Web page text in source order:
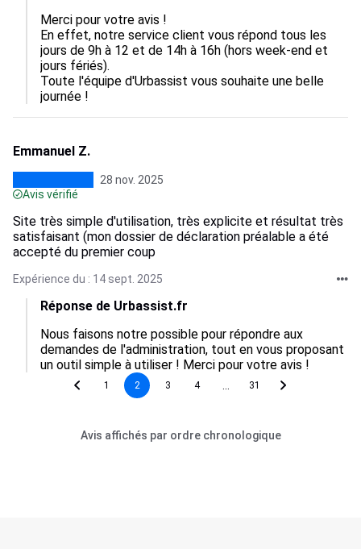
Merci pour votre avis !
En effet, notre service client vous répond tous les
jours de 9h à 12 et de 14h à 16h (hors week-end et
jours fériés).
Toute l'équipe d'Urbassist vous souhaite une belle
journée !
Emmanuel Z.
28 nov. 2025
Avis vérifié
Site très simple d'utilisation, très explicite et résultat très
satisfaisant (mon dossier de déclaration préalable a été
accepté du premier coup
Expérience du : 14 sept. 2025
Réponse de Urbassist.fr
Nous faisons notre possible pour répondre aux
demandes de l'administration, tout en vous proposant
un outil simple à utiliser ! Merci pour votre avis !
1 2 3 4 31
Avis affichés par ordre chronologique